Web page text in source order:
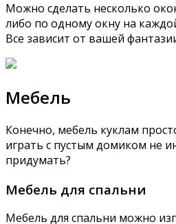
Можно сделать несколько
либо по одному окну на
Все зависит от вашей
Мебель
Конечно, мебель куклам
играть с пустым домиком не
придумать?
Мебель для спальни
Мебель для спальни можно